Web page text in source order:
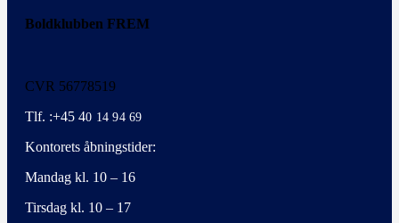
Boldklubben FREM
CVR 56778519
Tlf. :+45 40 14 94 69
Kontorets åbningstider:
Mandag kl. 10 – 16
Tirsdag kl. 10 – 17